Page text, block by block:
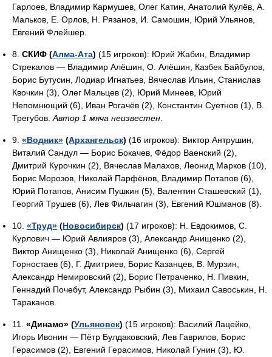
Гарлоев, Владимир Кармушев, Олег Катин, Анатолий Кулёв, А.
Мальков, Е. Орлов, Н. Рязанов, И. Самошин, Юрий Ульянов,
Евгений Флейшер.
8. СКИФ (Алма-Ата) (15 игроков): Юрий Жабин, Владимир
Стрекалов — Владимир Алёшин, О. Алёшин, Казбек Байбулов,
Борис Бутусин, Лодиар Игнатьев, Вячеслав Ильин, Станислав
Квочкин (3), Олег Мальцев (2), Юрий Минеев, Юрий
Непомнющий (6), Иван Рогачёв (2), Константин Суетнов (1), В.
Трегубов. Автор 1 мяча неизвестен
9. «Водник» (Архангельск) (16 игроков): Виктор Антрушин,
Виталий Сандул — Борис Бокачев, Фёдор Ваенский (2),
Дмитрий Курочкин (2), Вячеслав Малахов, Леонид Марков (10),
Борис Морозов, Николай Парфёнов, Владимир Потапов (6),
Юрий Потапов, Анисим Пушкин (5), Валентин Сташевский (1),
Георгий Трушев (6), Лев Фильчагин (3), Евгений Юшманов (8).
10. «Труд» (Новосибирск) (17 игроков): Н. Евдокимов, С.
Курлович — Юрий Авлияров (3), Александр Анищенко (2),
Виктор Анищенко (3), Николай Анищенко (6), Сергей
Горностаев (6), Г. Дмитриев, Борис Казанцев, В. Мурзин,
Александр Немировский (2), Борис Петраченко, Н. Пивкин,
Геннадий Почебут, Александр Рыбин (3), Михаил Савоськин, Н.
Тараканов.
11. «Динамо» (Ульяновск) (15 игроков): Василий Лацейко,
Игорь Ивонин — Пётр Булдаковский, Лев Гаврилов, Борис
Герасимов (2), Евгений Герасимов, Николай Гунин (3), Ю.